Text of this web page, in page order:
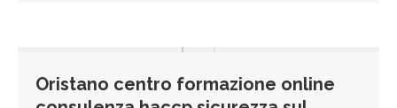
Oristano centro formazione online